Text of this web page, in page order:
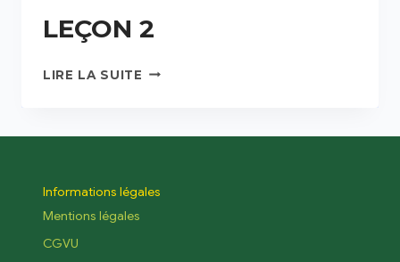
LEÇON 2
LIRE LA SUITE
Informations légales
Mentions légales
CGVU